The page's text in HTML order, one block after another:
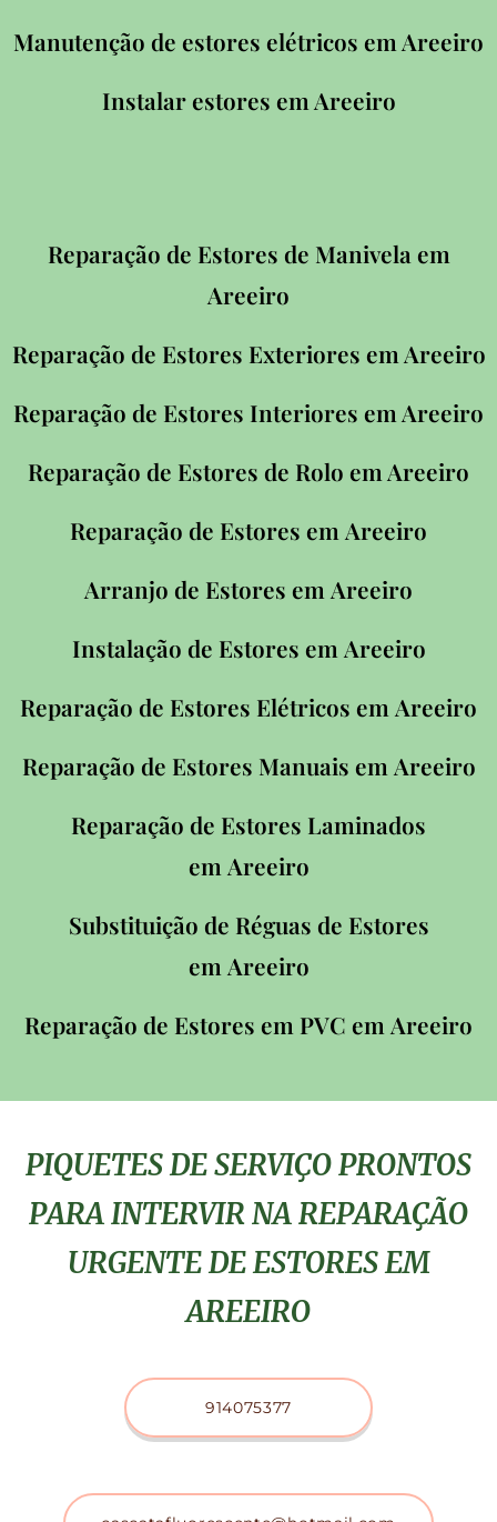
Manutenção de estores elétricos em Areeiro
Instalar estores em Areeiro
Reparação de Estores de Manivela em
Areeiro
Reparação de Estores Exteriores em Areeiro
Reparação de Estores Interiores em Areeiro
Reparação de Estores de Rolo em Areeiro
Reparação de Estores em Areeiro
Arranjo de Estores em Areeiro
Instalação de Estores em Areeiro
Reparação de Estores Elétricos em Areeiro
Reparação de Estores Manuais em Areeiro
Reparação de Estores Laminados
em Areeiro
Substituição de Réguas de Estores
em Areeiro
Reparação de Estores em PVC em Areeiro
PIQUETES DE SERVIÇO PRONTOS
PARA INTERVIR NA REPARAÇÃO
URGENTE DE ESTORES EM
AREEIRO
914075377